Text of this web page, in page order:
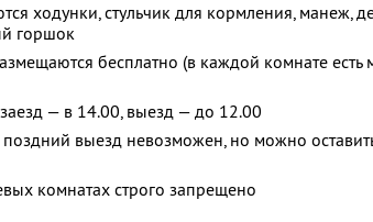
ходунки, стульчик для кормления, манеж,
горшок
бесплатно (в каждой комнате есть
— в 14.00, выезд — до 12.00
выезд невозможен, но можно
комнатах строго запрещено